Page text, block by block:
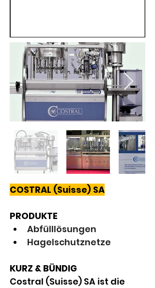
COSTRAL (Suisse) SA
PRODUKTE
Abfülllösungen
Hagelschutznetze
KURZ & BÜNDIG
Costral (Suisse) SA ist die